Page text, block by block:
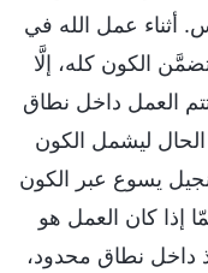
أثناء عمل الله في
الكون كله، إلَّا
العمل داخل نطاق
ليشمل الكون
يسوع عبر الكون
إذا كان العمل هو
داخل نطاق محدود،